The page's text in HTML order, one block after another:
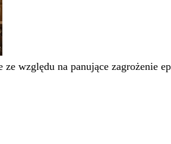
ze względu na panujące zagrożenie